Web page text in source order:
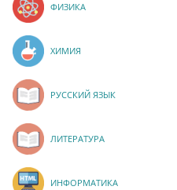
ФИЗИКА
ХИМИЯ
РУССКИЙ ЯЗЫК
ЛИТЕРАТУРА
ИНФОРМАТИКА